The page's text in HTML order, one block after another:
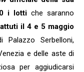
i lottiche saranno
il 4 e 5 maggio
Serbelloni,
e delle aste di
per aggiudicarsi